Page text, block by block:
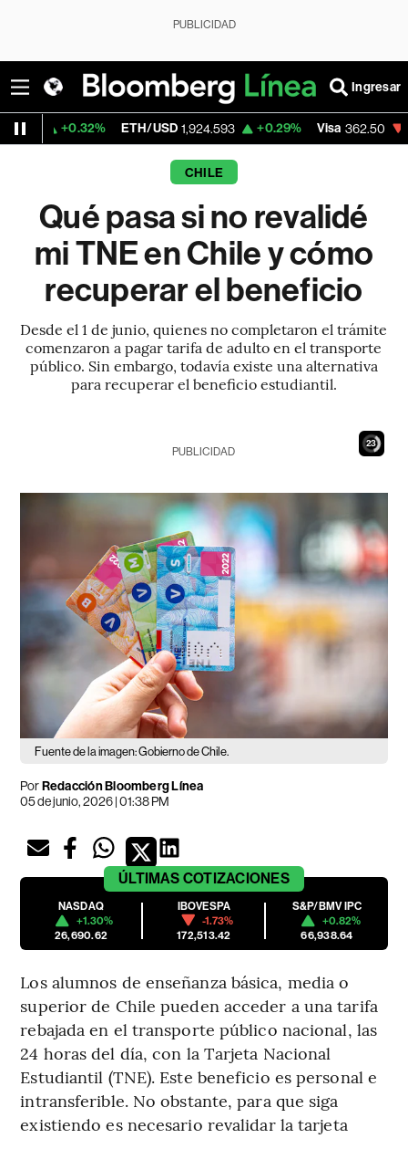
PUBLICIDAD
Ingresar
ETH/USD 1,924.593 +0.29% Visa 362.50 -2.15%
CHILE
Qué pasa si no revalidé
mi TNE en Chile y cómo
recuperar el beneficio
Desde el 1 de junio, quienes no completaron el trámite
comenzaron a pagar tarifa de adulto en el transporte
público. Sin embargo, todavía existe una alternativa
para recuperar el beneficio estudiantil.
22
PUBLICIDAD
Fuente de la imagen: Gobierno de Chile.
PorRedacción Bloomberg Línea
05 de junio, 2026 | 01:38 PM
ÚLTIMAS COTIZACIONES
NASDAQ
+1.30%
26,690.62
IBOVESPA
-1.73%
172,513.42
S&P/BMV IPC
+0.82%
66,938.64
Los alumnos de enseñanza básica, media o
superior de Chile pueden acceder a una tarifa
rebajada en el transporte público nacional, las
24 horas del día, con la Tarjeta Nacional
Estudiantil (TNE). Este beneficio es personal e
intransferible. No obstante, para que siga
existiendo es necesario revalidar la tarjeta